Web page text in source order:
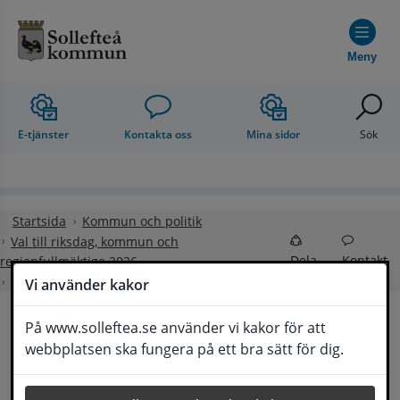
Vi använder kakor
På www.solleftea.se använder vi kakor för att
webbplatsen ska fungera på ett bra sätt för dig.
Meny
E-tjänster Kontakta oss Mina sidor Sök
Startsida
Kommun och politik
Val till riksdag, kommun och
regionfullmäktige 2026
Ambulerande röstmottagare
Dela Kontakt
Lyssna
Ambulerande
röstmottagare